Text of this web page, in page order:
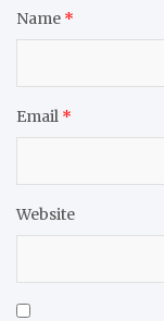
Name *
Email *
Website